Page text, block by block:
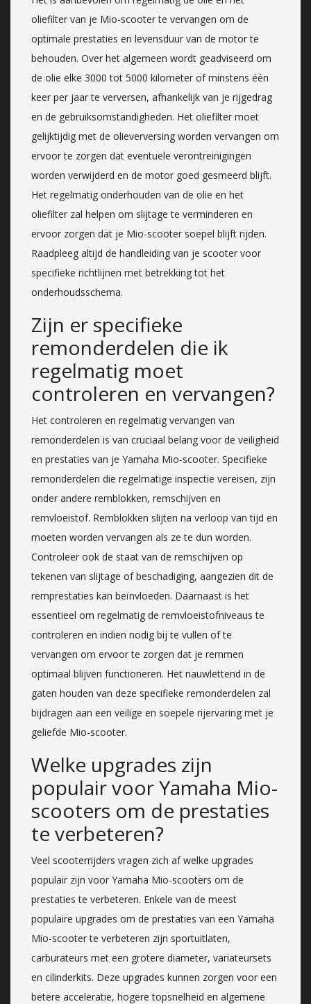
oliefilter van je Mio-scooter te vervangen om de
optimale prestaties en levensduur van de motor te
behouden. Over het algemeen wordt geadviseerd om
de olie elke 3000 tot 5000 kilometer of minstens één
keer per jaar te verversen, afhankelijk van je rijgedrag
en de gebruiksomstandigheden. Het oliefilter moet
gelijktijdig met de olieverversing worden vervangen om
ervoor te zorgen dat eventuele verontreinigingen
worden verwijderd en de motor goed gesmeerd blijft.
Het regelmatig onderhouden van de olie en het
oliefilter zal helpen om slijtage te verminderen en
ervoor zorgen dat je Mio-scooter soepel blijft rijden.
Raadpleeg altijd de handleiding van je scooter voor
specifieke richtlijnen met betrekking tot het
onderhoudsschema.
Zijn er specifieke
remonderdelen die ik
regelmatig moet
controleren en vervangen?
Het controleren en regelmatig vervangen van
remonderdelen is van cruciaal belang voor de veiligheid
en prestaties van je Yamaha Mio-scooter. Specifieke
remonderdelen die regelmatige inspectie vereisen, zijn
onder andere remblokken, remschijven en
remvloeistof. Remblokken slijten na verloop van tijd en
moeten worden vervangen als ze te dun worden.
Controleer ook de staat van de remschijven op
tekenen van slijtage of beschadiging, aangezien dit de
remprestaties kan beïnvloeden. Daarnaast is het
essentieel om regelmatig de remvloeistofniveaus te
controleren en indien nodig bij te vullen of te
vervangen om ervoor te zorgen dat je remmen
optimaal blijven functioneren. Het nauwlettend in de
gaten houden van deze specifieke remonderdelen zal
bijdragen aan een veilige en soepele rijervaring met je
geliefde Mio-scooter.
Welke upgrades zijn
populair voor Yamaha Mio-
scooters om de prestaties
te verbeteren?
Veel scooterrijders vragen zich af welke upgrades
populair zijn voor Yamaha Mio-scooters om de
prestaties te verbeteren. Enkele van de meest
populaire upgrades om de prestaties van een Yamaha
Mio-scooter te verbeteren zijn sportuitlaten,
carburateurs met een grotere diameter, variateursets
en cilinderkits. Deze upgrades kunnen zorgen voor een
betere acceleratie, hogere topsnelheid en algemene